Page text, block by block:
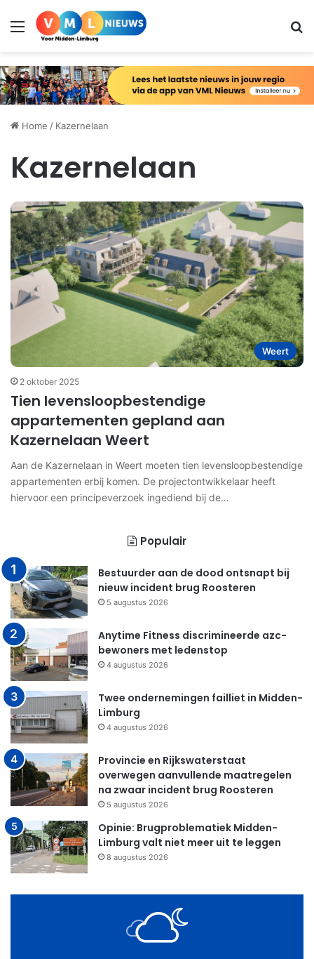
Menu
Home / Kazernelaan
Kazernelaan
Weert
2 oktober 2025
Tien levensloopbestendige
appartementen gepland aan
Kazernelaan Weert
Aan de Kazernelaan in Weert moeten tien levensloopbestendige
appartementen erbij komen. De projectontwikkelaar heeft
hiervoor een principeverzoek ingediend bij de…
Populair
Bestuurder aan de dood ontsnapt bij
nieuw incident brug Roosteren
5 augustus 2026
Anytime Fitness discrimineerde azc-
bewoners met ledenstop
4 augustus 2026
Twee ondernemingen failliet in Midden-
Limburg
4 augustus 2026
Provincie en Rijkswaterstaat
overwegen aanvullende maatregelen
na zwaar incident brug Roosteren
5 augustus 2026
Opinie: Brugproblematiek Midden-
Limburg valt niet meer uit te leggen
8 augustus 2026